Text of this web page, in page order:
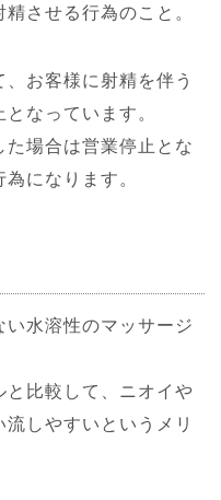
させる行為のこと。
お客様に射精を伴う
なっています。
場合は営業停止とな
になります。
い水溶性のマッサージ
比較して、ニオイや
しやすいというメリ